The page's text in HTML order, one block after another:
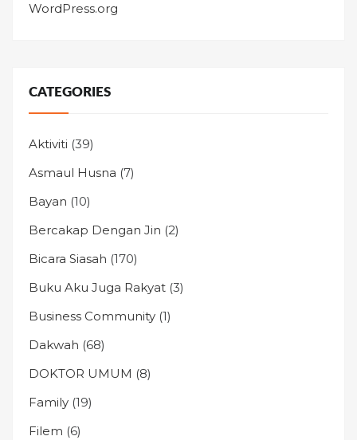
WordPress.org
CATEGORIES
Aktiviti (39)
Asmaul Husna (7)
Bayan (10)
Bercakap Dengan Jin (2)
Bicara Siasah (170)
Buku Aku Juga Rakyat (3)
Business Community (1)
Dakwah (68)
DOKTOR UMUM (8)
Family (19)
Filem (6)